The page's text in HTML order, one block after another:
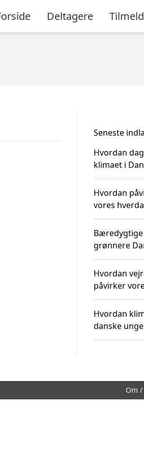
Deltagere Tilmeld
Seneste
Hvordan
klimaet i
Hvordan
vores
grønnere
Hvordan
påvirker
Hvordan
danske
Om